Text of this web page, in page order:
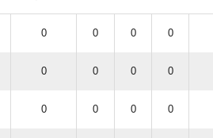
0 0 0 0
0 0 0 0
0 0 0 0